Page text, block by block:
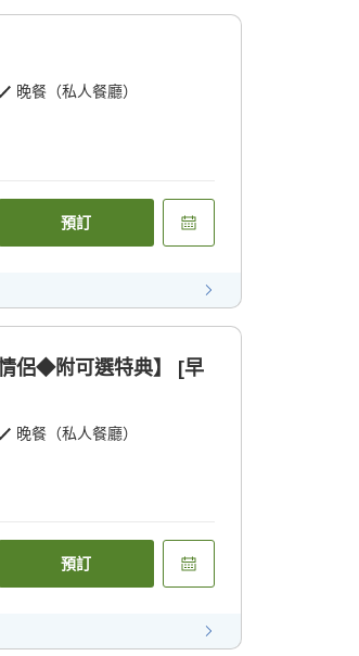
晚餐（私人餐廳）
預訂
侶◆附可選特典】 [早
晚餐（私人餐廳）
預訂